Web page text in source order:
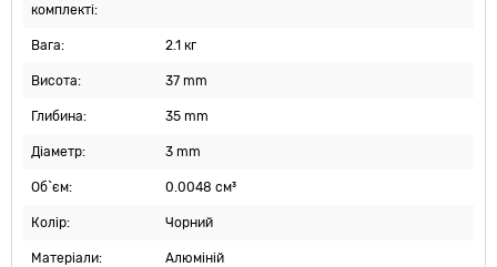
комплекті:
Вага: 2.1 кг
Висота: 37 mm
Глибина: 35 mm
Діаметр: 3 mm
Об`єм: 0.0048 см³
Колір: Чорний
Матеріали: Алюміній